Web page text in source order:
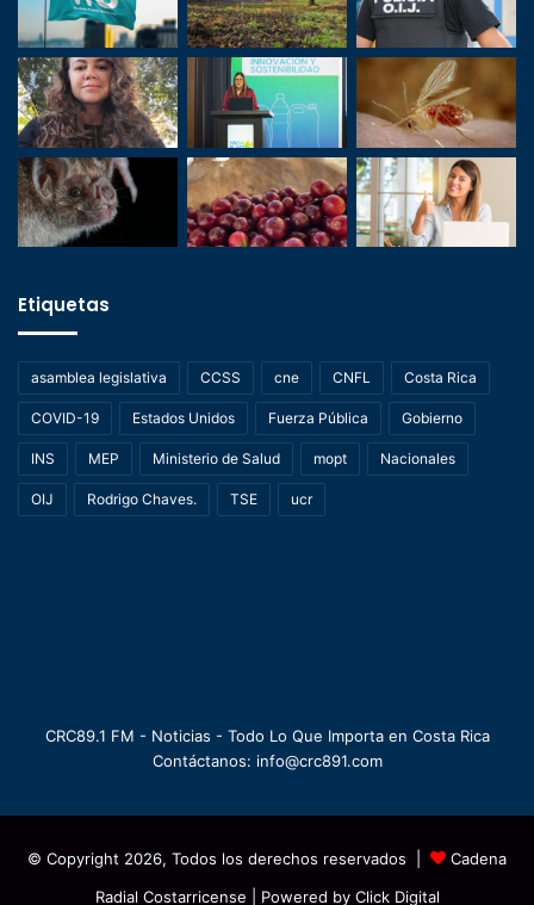
Etiquetas
asamblea legislativa CCSS cne CNFL Costa Rica
COVID-19 Estados Unidos Fuerza Pública Gobierno
INS MEP Ministerio de Salud mopt Nacionales
OIJ Rodrigo Chaves. TSE ucr
CRC89.1 FM - Noticias - Todo Lo Que Importa en Costa Rica
Contáctanos: info@crc891.com
© Copyright 2026, Todos los derechos reservados |
Cadena
Radial Costarricense | Powered by Click Digital